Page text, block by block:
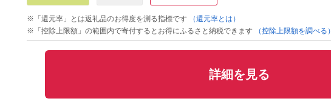
※「還元率」とは返礼品のお得度を測る指標です
（還元率とは）
※「控除上限額」の範囲内で寄付するとお得にふるさと納税できます
（控除上限額を調べる）
詳細を見る